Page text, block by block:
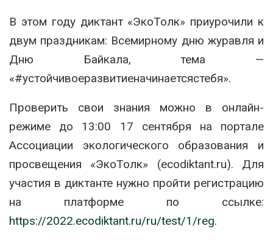
В этом году диктант «ЭкоТолк» приурочили к
двум праздникам: Всемирному дню журавля и
Дню Байкала, тема —
«#устойчивоеразвитиеначинаетсястебя».
Проверить свои знания можно в онлайн-
режиме до 13:00 17 сентября на портале
Ассоциации экологического образования и
просвещения «ЭкоТолк» (ecodiktant.ru). Для
участия в диктанте нужно пройти регистрацию
на платформе по ссылке:
https://2022.ecodiktant.ru/ru/test/1/reg.